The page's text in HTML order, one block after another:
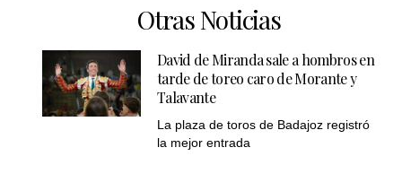
Otras Noticias
David de Miranda sale a hombros en
tarde de toreo caro de Morante y
Talavante
La plaza de toros de Badajoz registró
la mejor entrada